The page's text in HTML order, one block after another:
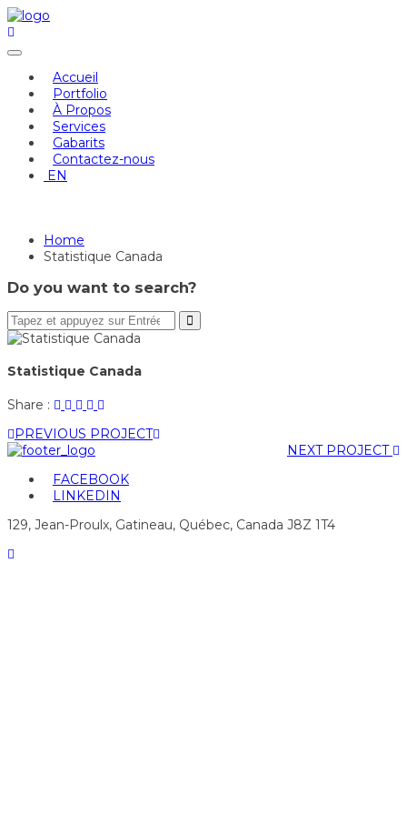
Skip
to
content
Accueil
Portfolio
À Propos
Services
Gabarits
Contactez-nous
EN
Home
Statistique Canada
Do you want to search?
Statistique Canada
Share :
Share
Canada"
on
Post
"Statistique
Canada"
Twitter
Share
Canada"
on
Plus
Pin
Canada"
Canada"
PREVIOUS PROJECT
NEXT PROJECT
FACEBOOK
LINKEDIN
129, Jean-Proulx, Gatineau, Québec, Canada J8Z 1T4